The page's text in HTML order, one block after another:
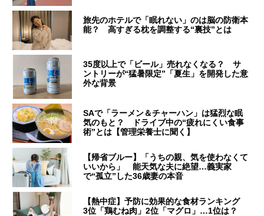
旅先のホテルで「眠れない」のは脳の防衛本
能？ 高すぎる枕を調整する“裏技”とは
35度以上で「ビール」売れなくなる？ サ
ントリーが“猛暑限定”「夏生」を開発した意
外な背景
SAで「ラーメン＆チャーハン」は猛烈な眠
気のもと？ ドライブ中の“疲れにくい食事
術”とは【管理栄養士に聞く】
【帰省ブルー】「うちの親、気を使わなくて
いいから」 能天気な夫に絶望…義実家
で“孤立”した36歳妻の本音
【熱中症】予防に効果的な食材ランキング
3位「鶏むね肉」2位「マグロ」…1位は？